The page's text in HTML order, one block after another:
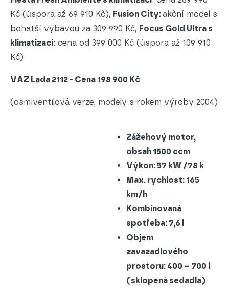
Kč (úspora až 69 910 Kč), Fusion City:akční model s
bohatší výbavou za 309 990 Kč, Focus Gold Ultra s
klimatizací: cena od 399 000 Kč (úspora až 109 910
Kč)
VAZ Lada 2112 - Cena 198 900 Kč
(osmiventilová verze, modely s rokem výroby 2004)
Zážehový motor,
obsah 1500 ccm
Výkon: 57 kW /78 k
Max. rychlost: 165
km/h
Kombinovaná
spotřeba: 7,6 l
Objem
zavazadlového
prostoru: 400 – 700 l
(sklopená sedadla)